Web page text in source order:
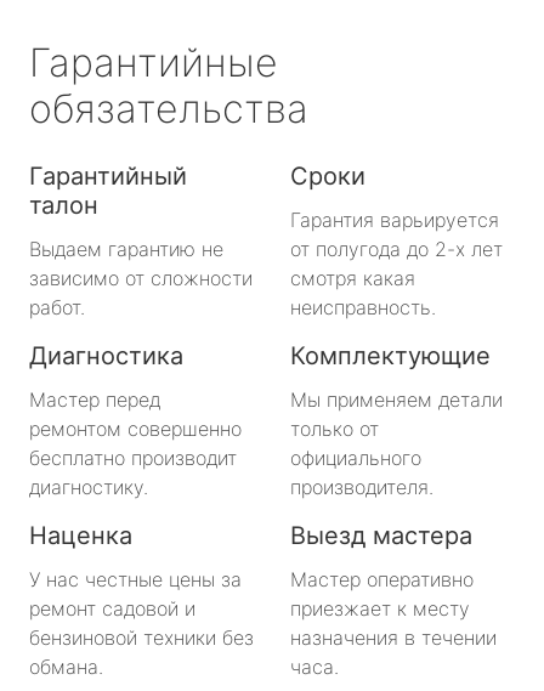
Гарантийные
обязательства
Гарантийный
талон
Выдаем гарантию не
зависимо от сложности
работ.
Сроки
Гарантия варьируется
от полугода до 2-х лет
смотря какая
неисправность.
Диагностика
Мастер перед
ремонтом совершенно
бесплатно производит
диагностику.
Комплектующие
Мы применяем детали
только от
официального
производителя.
Наценка
У нас честные цены за
ремонт садовой и
бензиновой техники без
обмана.
Выезд мастера
Мастер оперативно
приезжает к месту
назначения в течении
часа.